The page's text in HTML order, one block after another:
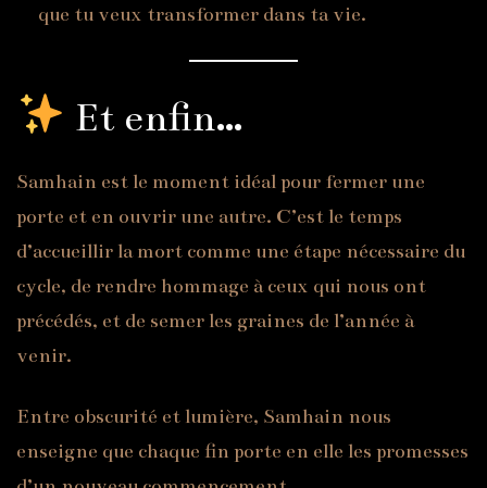
que tu veux transformer dans ta vie.
Et enfin…
Samhain est le moment idéal pour fermer une
porte et en ouvrir une autre. C’est le temps
d’accueillir la mort comme une étape nécessaire du
cycle, de rendre hommage à ceux qui nous ont
précédés, et de semer les graines de l’année à
venir.
Entre obscurité et lumière, Samhain nous
enseigne que chaque fin porte en elle les promesses